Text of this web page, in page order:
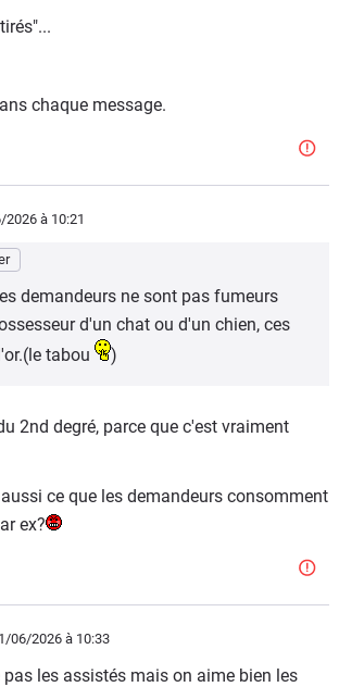
compte percevoir (et qui est d'ailleurs
à la baisse quand le prix du
pas pipeauter que les revenus tirer de
c'est juste faux.
chaque message.
2026 à 10:21
demandeurs ne sont pas fumeurs
d'un chat ou d'un chien, ces
tabou
)
2nd degré, parce que c'est vraiment
ce que les demandeurs consomment
ex?
06/2026 à 10:33
pas les assistés mais on aime bien les